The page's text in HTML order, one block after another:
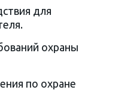
для
охраны
по охране